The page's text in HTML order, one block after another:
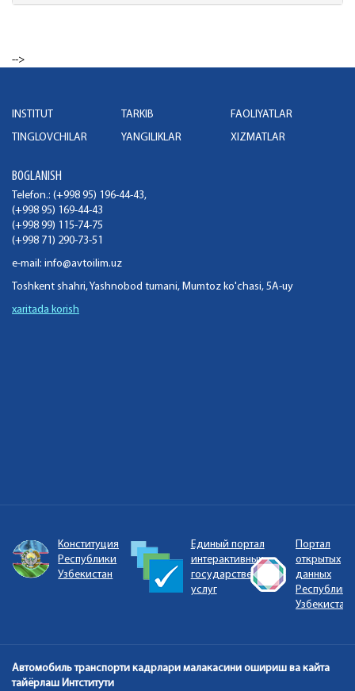
-->
INSTITUT TARKIB
FAOLIYATLAR
TINGLOVCHILAR
YANGILIKLAR XIZMATLAR
BOGLANISH
Telefon.: (+998 95) 196-44-43,
(+998 95) 169-44-43
(+998 99) 115-74-75
(+998 71) 290-73-51
e-mail: info@avtoilim.uz
Toshkent shahri, Yashnobod tumani, Mumtoz ko'chasi, 5A-uy
xaritada korish
Конституция
Республики
Узбекистан
Единый портал
интерактивных
государственных
услуг
Портал
открытых
данных
Республики
Узбекистан
Автомобиль транспорти кадрлари малакасини ошириш ва кайта
тайёрлаш Интститути